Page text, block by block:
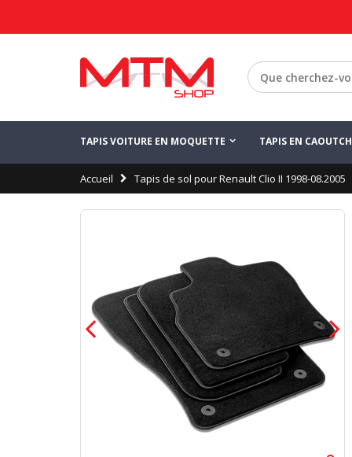
TAPIS VOITURE EN MOQUETTE TAPIS EN
Accueil Tapis de sol pour Renault Clio II 1998-08.2005